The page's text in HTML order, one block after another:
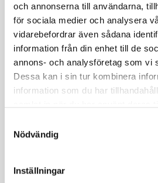
och annonserna till användarna,
för sociala medier och analysera
vidarebefordrar även sådana
information från din enhet till de
annons- och analysföretag som vi
Dessa kan i sin tur kombinera
information som du har
Nödvändig
Inställningar
Prevent, HRF och
arbetsmiljöutbildning med fokus
Läs mer och